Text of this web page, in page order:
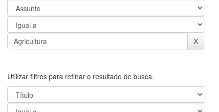
Utilizar filtros para refinar o resultado de busca.